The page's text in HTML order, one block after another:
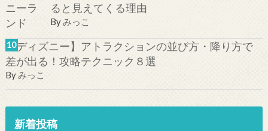
ると見えてくる理由
By みっこ
【ディズニー】アトラクションの並び方・降り方で
差が出る！攻略テクニック８選
Byみっこ
新着投稿